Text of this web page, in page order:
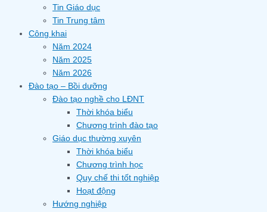
Tin Giáo dục
Tin Trung tâm
Công khai
Năm 2024
Năm 2025
Năm 2026
Đào tạo – Bồi dưỡng
Đào tạo nghề cho LĐNT
Thời khóa biểu
Chương trình đào tạo
Giáo dục thường xuyên
Thời khóa biểu
Chương trình học
Quy chế thi tốt nghiệp
Hoạt động
Hướng nghiệp